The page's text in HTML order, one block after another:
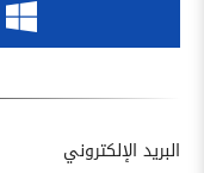
البريد الإلكتروني